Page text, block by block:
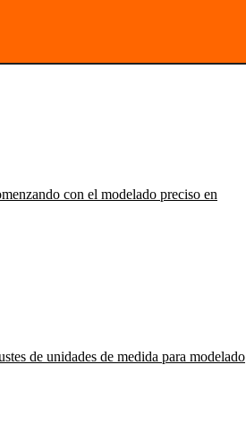
con el modelado preciso en
de unidades de medida para modelado